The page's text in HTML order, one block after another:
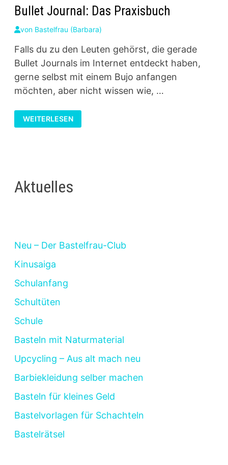
Bullet Journal: Das Praxisbuch
von Bastelfrau (Barbara)
Falls du zu den Leuten gehörst, die gerade
Bullet Journals im Internet entdeckt haben,
gerne selbst mit einem Bujo anfangen
möchten, aber nicht wissen wie, …
BULLET
JOURNAL:
DAS
WEITERLESEN
Aktuelles
Neu – Der Bastelfrau-Club
Kinusaiga
Schulanfang
Schultüten
Schule
Basteln mit Naturmaterial
Upcycling – Aus alt mach neu
Barbiekleidung selber machen
Basteln für kleines Geld
Bastelvorlagen für Schachteln
Bastelrätsel